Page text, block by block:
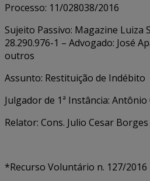
Processo: 11/028038/2016
Sujeito Passivo: Magazine Luiza
28.290.976-1 – Advogado: José
outros
Assunto: Restituição de Indébito
Julgador de 1ª Instância:
Relator: Cons. Julio Cesar Borges
*Recurso Voluntário n. 127/2016